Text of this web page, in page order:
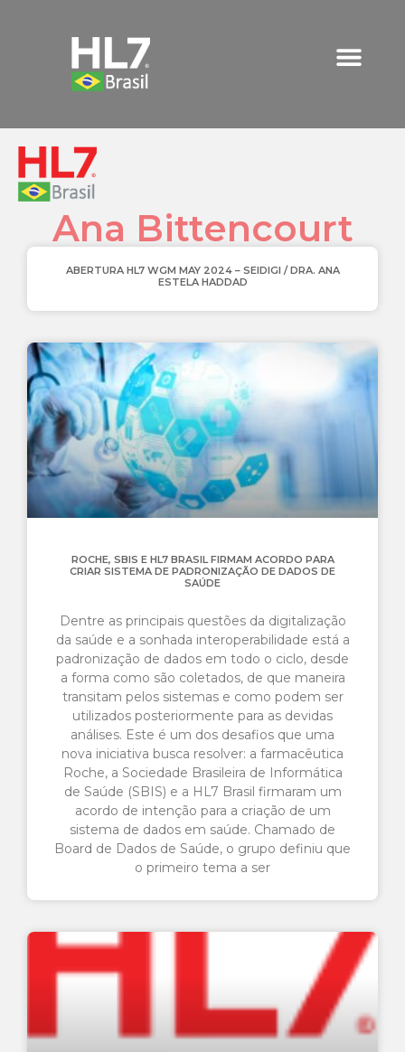
Ana Bittencourt
ABERTURA HL7 WGM MAY 2024 – SEIDIGI / DRA. ANA
ESTELA HADDAD
ROCHE, SBIS E HL7 BRASIL FIRMAM ACORDO PARA
CRIAR SISTEMA DE PADRONIZAÇÃO DE DADOS DE
SAÚDE
Dentre as principais questões da digitalização
da saúde e a sonhada interoperabilidade está a
padronização de dados em todo o ciclo, desde
a forma como são coletados, de que maneira
transitam pelos sistemas e como podem ser
utilizados posteriormente para as devidas
análises. Este é um dos desafios que uma
nova iniciativa busca resolver: a farmacêutica
Roche, a Sociedade Brasileira de Informática
de Saúde (SBIS) e a HL7 Brasil firmaram um
acordo de intenção para a criação de um
sistema de dados em saúde. Chamado de
Board de Dados de Saúde, o grupo definiu que
o primeiro tema a ser